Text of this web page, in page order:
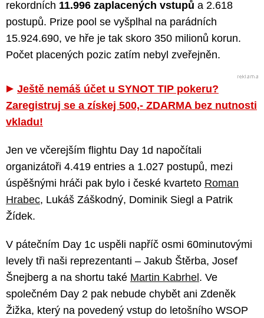
rekordních 11.996 zaplacených vstupů a 2.618
postupů. Prize pool se vyšplhal na parádních
15.924.690, ve hře je tak skoro 350 milionů korun.
Počet placených pozic zatím nebyl zveřejněn.
Ještě nemáš účet u SYNOT TIP pokeru?
Zaregistruj se a získej 500,- ZDARMA bez nutnosti
vkladu!
Jen ve včerejším flightu Day 1d napočítali
organizátoři 4.419 entries a 1.027 postupů, mezi
úspěšnými hráči pak bylo i české kvarteto Roman
Hrabec, Lukáš Záškodný, Dominik Siegl a Patrik
Žídek.
V pátečním Day 1c uspěli napříč osmi 60minutovými
levely tři naši reprezentanti – Jakub Štěrba, Josef
Šnejberg a na shortu také Martin Kabrhel. Ve
společném Day 2 pak nebude chybět ani Zdeněk
Žižka, který na povedený vstup do letošního WSOP